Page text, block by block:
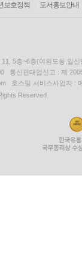
보호정책 도서홍보안내
5층~6층(여의도동,일신
통신판매업신고 : 제
호스팅 서비스사업자 :
Reserved.